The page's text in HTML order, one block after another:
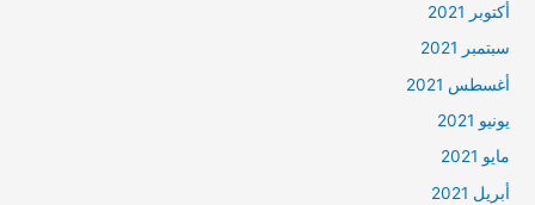
أكتوبر 2021
سبتمبر 2021
أغسطس 2021
يونيو 2021
مايو 2021
أبريل 2021